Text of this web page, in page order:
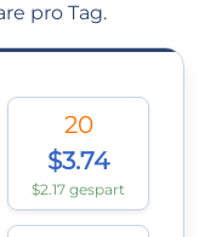
pro Tag.
20
$3.74
$2.17 gespart